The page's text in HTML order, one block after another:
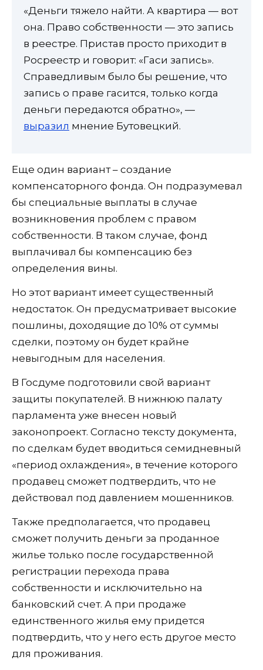
«Деньги тяжело найти. А квартира — вот
она. Право собственности — это запись
в реестре. Пристав просто приходит в
Росреестр и говорит: «Гаси запись».
Справедливым было бы решение, что
запись о праве гасится, только когда
деньги передаются обратно», —
выразил мнение Бутовецкий.
Еще один вариант – создание
компенсаторного фонда. Он подразумевал
бы специальные выплаты в случае
возникновения проблем с правом
собственности. В таком случае, фонд
выплачивал бы компенсацию без
определения вины.
Но этот вариант имеет существенный
недостаток. Он предусматривает высокие
пошлины, доходящие до 10% от суммы
сделки, поэтому он будет крайне
невыгодным для населения.
В Госдуме подготовили свой вариант
защиты покупателей. В нижнюю палату
парламента уже внесен новый
законопроект. Согласно тексту документа,
по сделкам будет вводиться семидневный
«период охлаждения», в течение которого
продавец сможет подтвердить, что не
действовал под давлением мошенников.
Также предполагается, что продавец
сможет получить деньги за проданное
жилье только после государственной
регистрации перехода права
собственности и исключительно на
банковский счет. А при продаже
единственного жилья ему придется
подтвердить, что у него есть другое место
для проживания.